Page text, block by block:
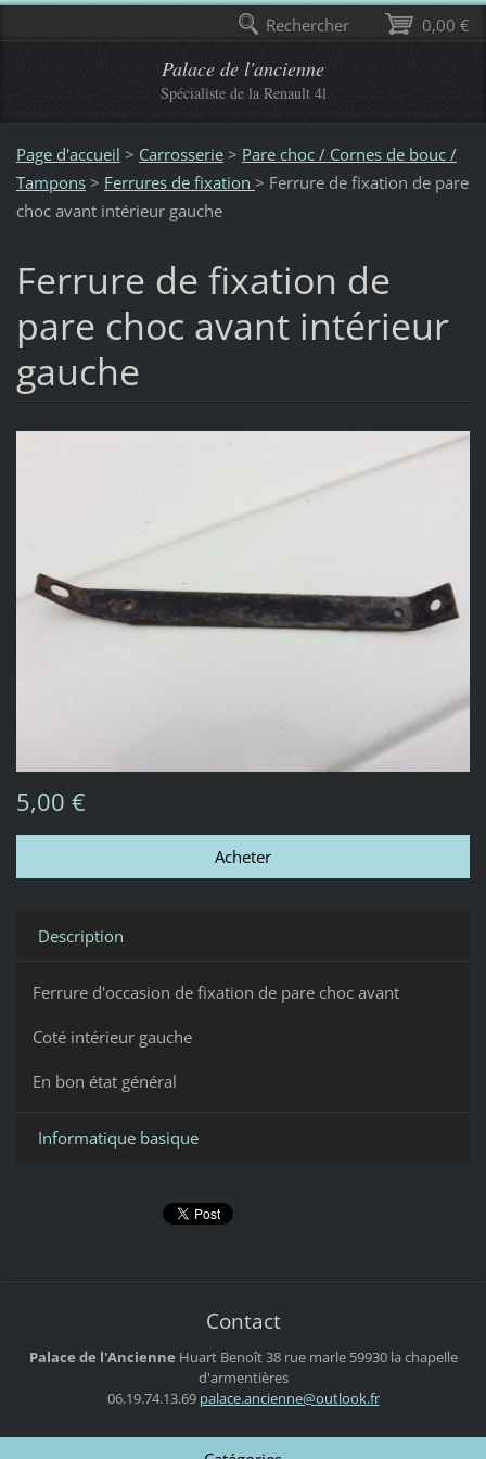
Palace de l'ancienne
Spécialiste de la Renault 4l
Page d'accueil > Carrosserie > Pare choc / Cornes de bouc /
Tampons > Ferrures de fixation > Ferrure de fixation de pare
choc avant intérieur gauche
Ferrure de fixation de
pare choc avant intérieur
gauche
5,00 €
Description
Ferrure d'occasion de fixation de pare choc avant
Coté intérieur gauche
En bon état général
Informatique basique
Contact
Palace de l'Ancienne Huart Benoît38 rue marle59930 la chapelle
d'armentières
06.19.74.13.69 palace.ancienne@outlook.fr
0,00 €
Rechercher